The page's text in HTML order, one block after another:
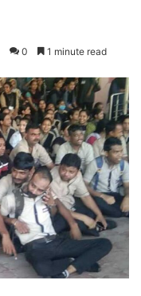
0 1 minute read